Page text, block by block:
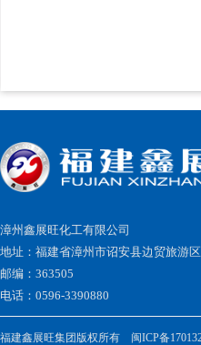
漳州鑫展旺化工有限公司
地址：福建省漳州市诏安县边贸旅游
邮编：363505
电话：0596-3390880
福建鑫展旺集团版权所有 闽ICP备